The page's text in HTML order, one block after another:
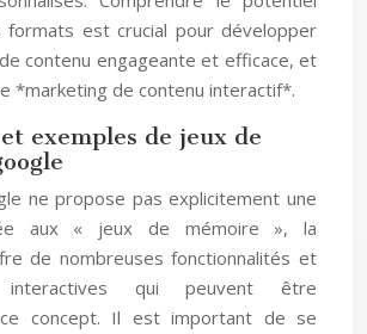
est crucial pour développer
contenu engageante et efficace, et
*marketing de contenu interactif*.
exemples de jeux de
ne propose pas explicitement une
aux « jeux de mémoire », la
de nombreuses fonctionnalités et
interactives qui peuvent être
concept. Il est important de se